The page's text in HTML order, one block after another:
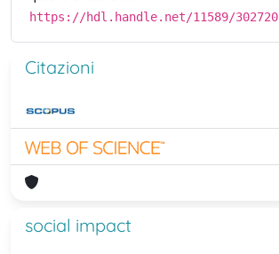
https://hdl.handle.net/11589/302720
Citazioni
social impact